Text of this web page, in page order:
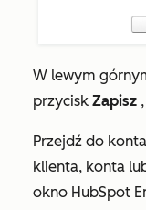
W lewym
przycisk Zapisz
Przejdź do
klienta, konta
okno HubSpot